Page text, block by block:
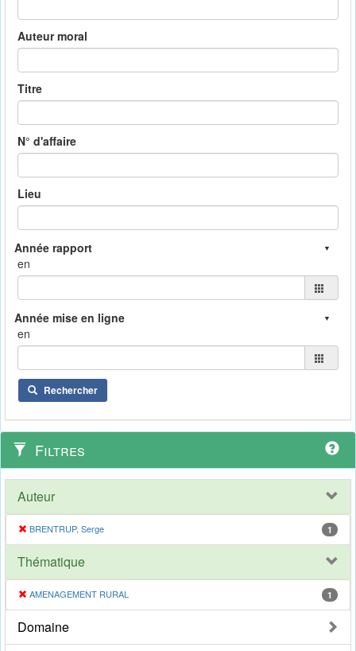
Auteur moral
Titre
N° d'affaire
Lieu
en
en
Rechercher
Filtres
Auteur
BRENTRUP, Serge 1
Thématique
AMENAGEMENT RURAL 1
Domaine